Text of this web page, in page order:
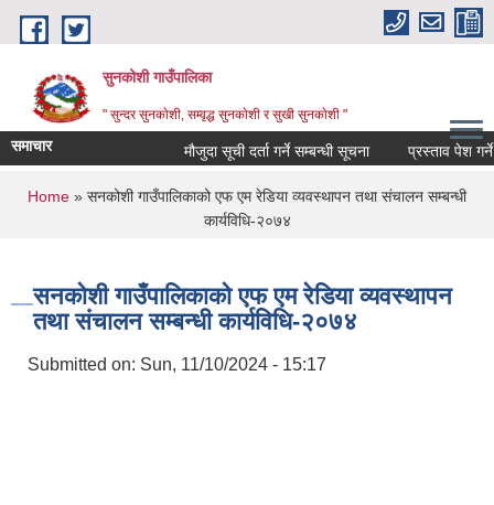
Skip to main content
सुनकोशी गाउँपालिका
" सुन्दर सुनकाेशी, सम्वृद्ध सुनकाेशी र सुखी सुनकाेशी "
समाचार मौजुदा सूची दर्ता गर्ने सम्बन्धी सूचना प्रस्ताव पेश गर्ने
You are here
Home » सनकोशी गाउँपालिकाको एफ एम रेडिया व्यवस्थापन तथा संचालन सम्बन्धी
कार्यविधि-२०७४
सनकोशी गाउँपालिकाको एफ एम रेडिया व्यवस्थापन
तथा संचालन सम्बन्धी कार्यविधि-२०७४
Submitted on: Sun, 11/10/2024 - 15:17